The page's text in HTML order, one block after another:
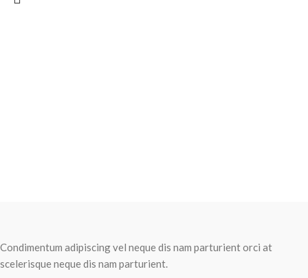
Condimentum adipiscing vel neque dis nam parturient orci at
scelerisque neque dis nam parturient.